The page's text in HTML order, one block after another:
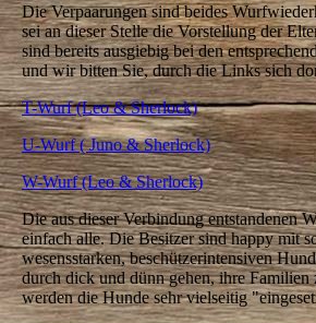
Die Verpaarungen sind beides
sei an dieser Stelle die Vorstellung der
sind bereits ausgiebig bei den
und wir bitten Sie, durch die Links sich
T-Wurf (Leo & Sherlock)
U-Wurf ( Juno & Sherlock)
W-Wurf (Leo & Sherlock)
Die aus dieser Verbindung entstandenen
einfach alle. Die Besitzer sind happy mit
wesensstarken, beschützerintensiven
durch dick und dünn gehen, ihre Familien
werden die Hunde sehr vielseitig